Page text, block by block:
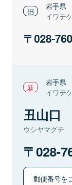
岩手県
イワテ
028-
岩手県
イワテ
丑山口
ウシヤマグチ
028-
郵便番号を